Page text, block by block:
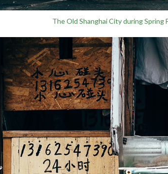
The Old Shanghai City during Spring